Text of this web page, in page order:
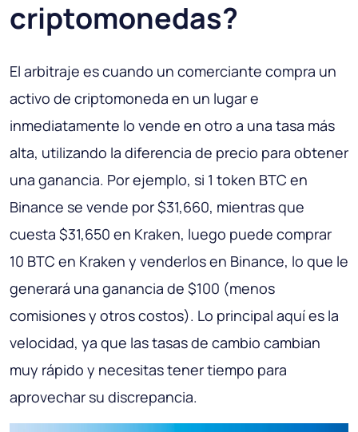
criptomonedas?
El arbitraje es cuando un comerciante compra un
activo de criptomoneda en un lugar e
inmediatamente lo vende en otro a una tasa más
alta, utilizando la diferencia de precio para obtener
una ganancia. Por ejemplo, si 1 token BTC en
Binance se vende por $31,660, mientras que
cuesta $31,650 en Kraken, luego puede comprar
10 BTC en Kraken y venderlos en Binance, lo que le
generará una ganancia de $100 (menos
comisiones y otros costos). Lo principal aquí es la
velocidad, ya que las tasas de cambio cambian
muy rápido y necesitas tener tiempo para
aprovechar su discrepancia.